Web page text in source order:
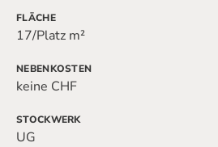
FLÄCHE
17/Platz m²
NEBENKOSTEN
keine CHF
STOCKWERK
UG